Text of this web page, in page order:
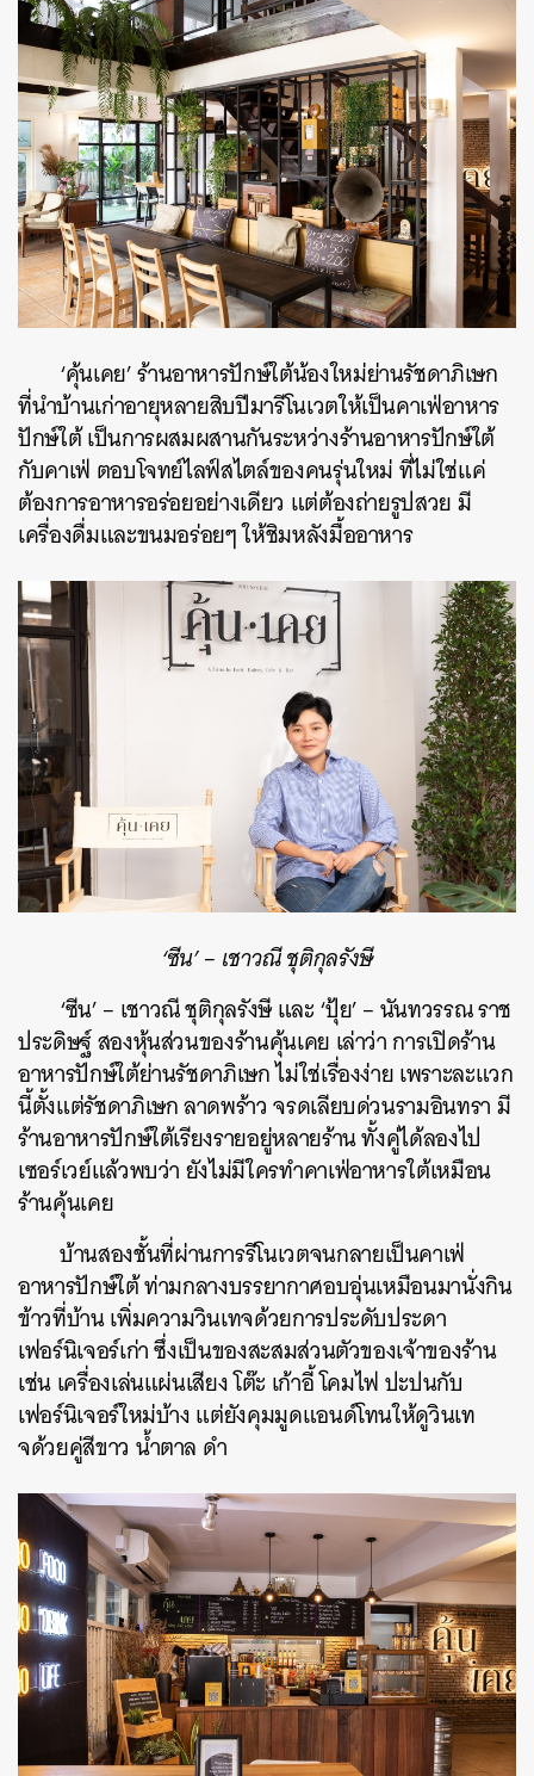
‘คุ้นเคย’ ร้านอาหารปักษ์ใต้น้องใหม่ย่านรัชดาภิเษก
ที่นำบ้านเก่าอายุหลายสิบปีมารีโนเวตให้เป็นคาเฟ่อาหาร
ปักษ์ใต้ เป็นการผสมผสานกันระหว่างร้านอาหารปักษ์ใต้
กับคาเฟ่ ตอบโจทย์ไลฟ์สไตล์ของคนรุ่นใหม่ ที่ไม่ใช่แค่
ต้องการอาหารอร่อยอย่างเดียว แต่ต้องถ่ายรูปสวย มี
เครื่องดื่มและขนมอร่อยๆ ให้ชิมหลังมื้ออาหาร
‘ซีน’ – เชาวณี ชุติกุลรังษี
‘ซีน’ – เชาวณี ชุติกุลรังษี และ ‘ปุ้ย’ – นันทวรรณ ราช
ประดิษฐ์ สองหุ้นส่วนของร้านคุ้นเคย เล่าว่า การเปิดร้าน
อาหารปักษ์ใต้ย่านรัชดาภิเษก ไม่ใช่เรื่องง่าย เพราะละแวก
นี้ตั้งแต่รัชดาภิเษก ลาดพร้าว จรดเลียบด่วนรามอินทรา มี
ร้านอาหารปักษ์ใต้เรียงรายอยู่หลายร้าน ทั้งคู่ได้ลองไป
เซอร์เวย์แล้วพบว่า ยังไม่มีใครทำคาเฟ่อาหารใต้เหมือน
ร้านคุ้นเคย
บ้านสองชั้นที่ผ่านการรีโนเวตจนกลายเป็นคาเฟ่
อาหารปักษ์ใต้ ท่ามกลางบรรยากาศอบอุ่นเหมือนมานั่งกิน
ข้าวที่บ้าน เพิ่มความวินเทจด้วยการประดับประดา
เฟอร์นิเจอร์เก่า ซึ่งเป็นของสะสมส่วนตัวของเจ้าของร้าน
เช่น เครื่องเล่นแผ่นเสียง โต๊ะ เก้าอี้ โคมไฟ ปะปนกับ
เฟอร์นิเจอร์ใหม่บ้าง แต่ยังคุมมูดแอนด์โทนให้ดูวินเท
จด้วยคู่สีขาว น้ำตาล ดำ